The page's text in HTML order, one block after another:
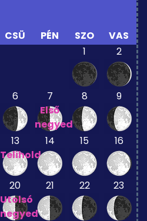
CSÜ PÉN SZO
VAS
1
2
6
7
Első
negyed
8 9
13
Telihold
14 15 16
20
Utolsó
negyed
21 22 23